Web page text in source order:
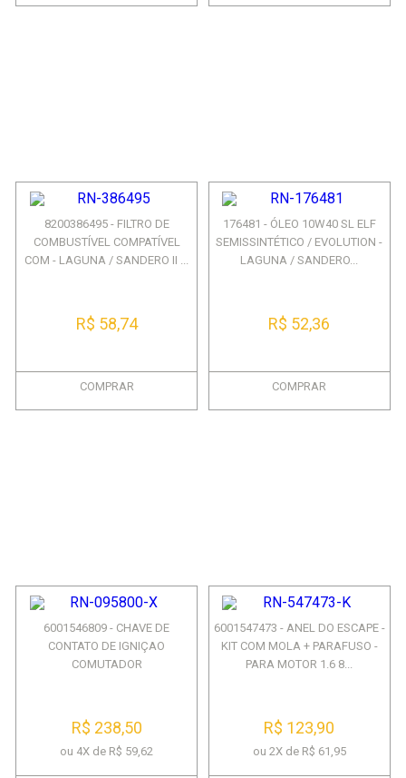
8200386495 - FILTRO DE
COMBUSTÍVEL COMPATÍVEL
COM - LAGUNA / SANDERO II ...
R$ 58,74
COMPRAR
176481 - ÓLEO 10W40 SL ELF
SEMISSINTÉTICO / EVOLUTION -
LAGUNA / SANDERO...
R$ 52,36
COMPRAR
6001546809 - CHAVE DE
CONTATO DE IGNIÇAO
COMUTADOR
R$ 238,50
ou 4X de R$ 59,62
6001547473 - ANEL DO ESCAPE -
KIT COM MOLA + PARAFUSO -
PARA MOTOR 1.6 8...
R$ 123,90
ou 2X de R$ 61,95